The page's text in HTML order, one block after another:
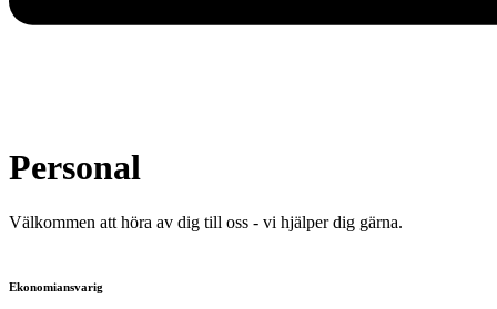
Personal
Välkommen att höra av dig till oss - vi hjälper dig gärna.
Ekonomiansvarig